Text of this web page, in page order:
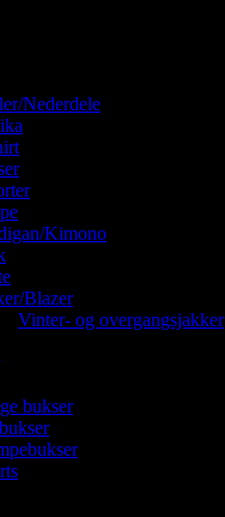
Nederdele
Kimono
Blazer
Vinter- og overgangsjakker
bukser